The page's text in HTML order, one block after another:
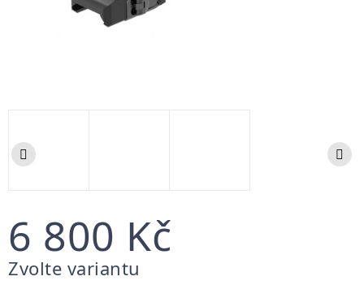
6 800 Kč
Měrná
Zvolte variantu